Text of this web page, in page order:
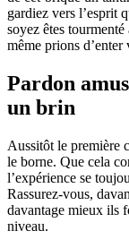
gardiez vers l’esprit
soyez êtes
même prions
Pardon
un brin
Aussitôt le première
le borne. Que cela
l’expérience se
Rassurez-vous,
davantage mieux ils
niveau.